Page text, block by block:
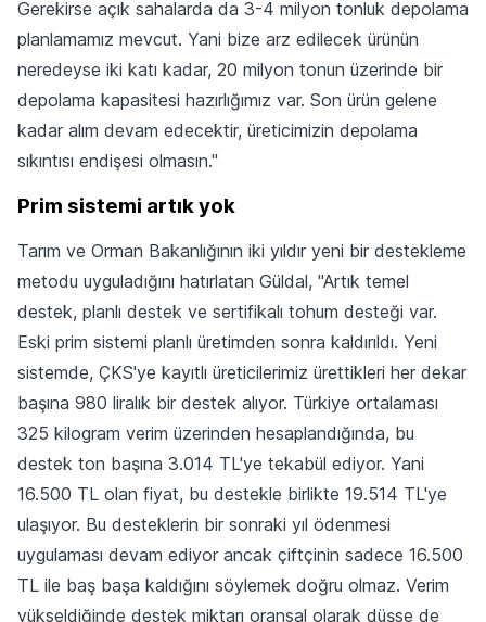
Gerekirse açık sahalarda da 3-4 milyon tonluk depolama
planlamamız mevcut. Yani bize arz edilecek ürünün
neredeyse iki katı kadar, 20 milyon tonun üzerinde bir
depolama kapasitesi hazırlığımız var. Son ürün gelene
kadar alım devam edecektir, üreticimizin depolama
sıkıntısı endişesi olmasın."
Prim sistemi artık yok
Tarım ve Orman Bakanlığının iki yıldır yeni bir destekleme
metodu uyguladığını hatırlatan Güldal, "Artık temel
destek, planlı destek ve sertifikalı tohum desteği var.
Eski prim sistemi planlı üretimden sonra kaldırıldı. Yeni
sistemde, ÇKS'ye kayıtlı üreticilerimiz ürettikleri her dekar
başına 980 liralık bir destek alıyor. Türkiye ortalaması
325 kilogram verim üzerinden hesaplandığında, bu
destek ton başına 3.014 TL'ye tekabül ediyor. Yani
16.500 TL olan fiyat, bu destekle birlikte 19.514 TL'ye
ulaşıyor. Bu desteklerin bir sonraki yıl ödenmesi
uygulaması devam ediyor ancak çiftçinin sadece 16.500
TL ile baş başa kaldığını söylemek doğru olmaz. Verim
yükseldiğinde destek miktarı oransal olarak düşse de